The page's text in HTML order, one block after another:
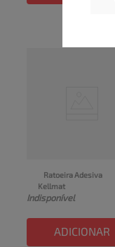
Ratoeira Adesiva
Kellmat
Indisponível
ADICIONAR